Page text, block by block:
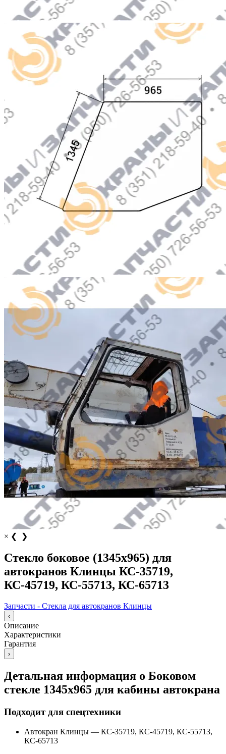
× ❮ ❯
Стекло боковое (1345х965) для
автокранов Клинцы КС-35719,
КС-45719, КС-55713, КС-65713
Запчасти - Стекла для автокранов Клинцы
‹
Описание
Характеристики
Гарантия
›
Детальная информация о Боковом
стекле 1345х965 для кабины автокрана
Подходит для спецтехники
Автокран Клинцы — КС-35719, КС-45719, КС-55713,
КС-65713